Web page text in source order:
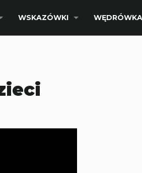
WSKAZÓWKI WĘDRÓWKA